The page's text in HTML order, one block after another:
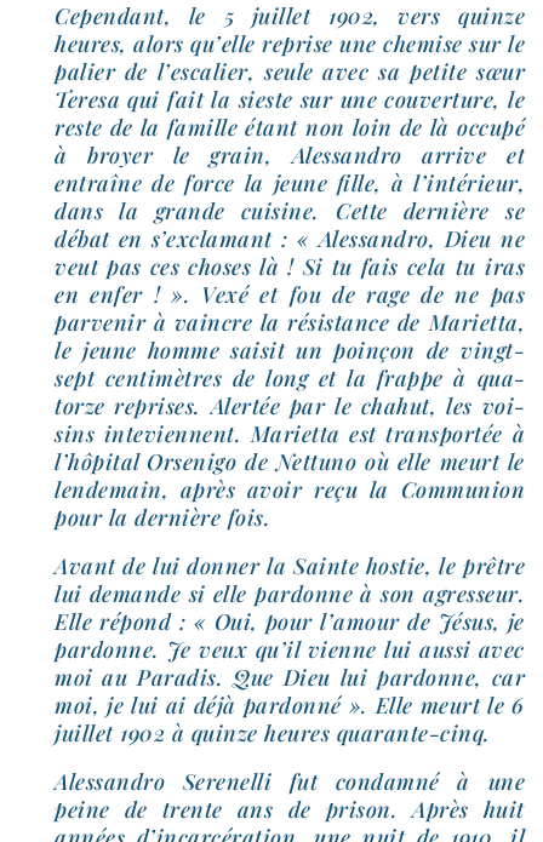
Cependant, le 5 juillet 1902, vers quinze
heures, alors qu’elle reprise une che­mise sur le
palier de l’es­ca­lier, seule avec sa petite sœur
Teresa qui fait la sieste sur une cou­ver­ture, le
reste de la famille étant non loin de là occu­pé
à broyer le grain, Alessandro arrive et
entraîne de force la jeune fille, à l’in­té­rieur,
dans la grande cui­sine. Cette der­nière se
débat en s’ex­cla­mant : « Alessandro, Dieu ne
veut pas ces choses là ! Si tu fais cela tu iras
en enfer ! ». Vexé et fou de rage de ne pas
par­ve­nir à vaincre la résis­tance de Marietta,
le jeune homme sai­sit un poin­çon de vingt-​
sept cen­ti­mètres de long et la frappe à qua­
torze reprises. Alertée par le cha­hut, les voi­
sins inte­viennent. Marietta est trans­por­tée à
l’hô­pi­tal Orsenigo de Nettuno où elle meurt le
len­de­main, après avoir reçu la Communion
pour la der­nière fois.
Avant de lui don­ner la Sainte hos­tie, le prêtre
lui demande si elle par­donne à son agres­seur.
Elle répond : « Oui, pour l’a­mour de Jésus, je
par­donne. Je veux qu’il vienne lui aus­si avec
moi au Paradis. Que Dieu lui par­donne, car
moi, je lui ai déjà par­don­né ». Elle meurt le 6
juillet 1902 à quinze heures quarante-cinq.
Alessandro Serenelli fut condam­né à une
peine de trente ans de pri­son. Après huit